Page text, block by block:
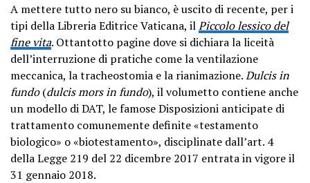
A mettere tutto nero su bianco, è uscito di recente, per i
tipi della Libreria Editrice Vaticana, ilPiccolo lessico del
fine vita. Ottantotto pagine dove si dichiara la liceità
dell’interruzione di pratiche come la ventilazione
meccanica, la tracheostomia e la rianimazione.Dulcis in
fundo(dulcis mors in fundo), il volumetto contiene anche
un modello di DAT, le famose Disposizioni anticipate di
trattamento comunemente definite «testamento
biologico» o «biotestamento», disciplinate dall’art. 4
della Legge 219 del 22 dicembre 2017 entrata in vigore il
31 gennaio 2018.